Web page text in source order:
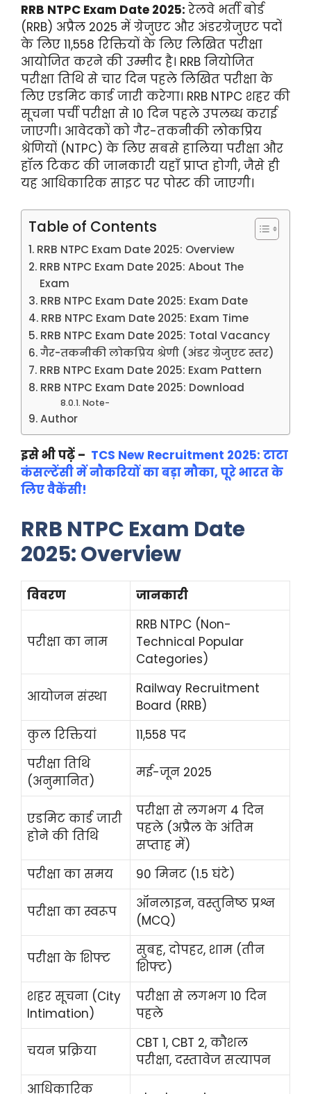
RRB NTPC Exam Date 2025: रेलवे भर्ती बोर्ड
(RRB) अप्रैल 2025 में ग्रेजुएट और अंडरग्रेजुएट पदों
के लिए 11,558 रिक्तियों के लिए लिखित परीक्षा
आयोजित करने की उम्मीद है। RRB नियोजित
परीक्षा तिथि से चार दिन पहले लिखित परीक्षा के
लिए एडमिट कार्ड जारी करेगा। RRB NTPC शहर की
सूचना पर्ची परीक्षा से 10 दिन पहले उपलब्ध कराई
जाएगी। आवेदकों को गैर-तकनीकी लोकप्रिय
श्रेणियों (NTPC) के लिए सबसे हालिया परीक्षा और
हॉल टिकट की जानकारी यहाँ प्राप्त होगी, जैसे ही
यह आधिकारिक साइट पर पोस्ट की जाएगी।
Table of Contents
RRB NTPC Exam Date 2025: Overview
RRB NTPC Exam Date 2025: About The
Exam
RRB NTPC Exam Date 2025: Exam Date
RRB NTPC Exam Date 2025: Exam Time
RRB NTPC Exam Date 2025: Total Vacancy
गैर-तकनीकी लोकप्रिय श्रेणी (अंडर ग्रेजुएट स्तर)
RRB NTPC Exam Date 2025: Exam Pattern
RRB NTPC Exam Date 2025: Download
Note-
Author
इसे भी पढ़ें – TCS New Recruitment 2025: टाटा
कंसल्टेंसी में नौकरियों का बड़ा मौका, पूरे भारत के
लिए वैकेंसी!
RRB NTPC Exam Date
2025: Overview
विवरण जानकारी
परीक्षा का नाम
RRB NTPC (Non-
Technical Popular
Categories)
आयोजन संस्था
Railway Recruitment
Board (RRB)
कुल रिक्तियां
11,558 पद
परीक्षा तिथि
(अनुमानित)
मई-जून 2025
एडमिट कार्ड जारी
होने की तिथि
परीक्षा से लगभग 4 दिन
पहले (अप्रैल के अंतिम
सप्ताह में)
परीक्षा का समय
90 मिनट (1.5 घंटे)
परीक्षा का स्वरूप
ऑनलाइन, वस्तुनिष्ठ प्रश्न
(MCQ)
परीक्षा के शिफ्ट
सुबह, दोपहर, शाम (तीन
शिफ्ट)
शहर सूचना (City
Intimation)
परीक्षा से लगभग 10 दिन
पहले
चयन प्रक्रिया
CBT 1, CBT 2, कौशल
परीक्षा, दस्तावेज सत्यापन
आधिकारिक